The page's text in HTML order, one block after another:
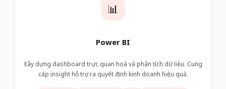
📊
Power BI
Xây dựng dashboard trực quan hoá và phân tích dữ liệu. Cung
cấp insight hỗ trợ ra quyết định kinh doanh hiệu quả.